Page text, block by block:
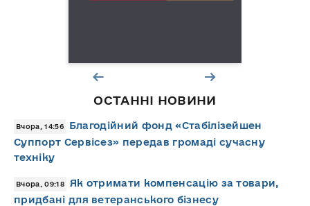
ОСТАННІ НОВИНИ
Вчора, 14:56
Благодійний фонд «Стабілізейшен
Суппорт Сервісез» передав громаді сучасну
техніку
Вчора, 09:18
Як отримати компенсацію за товари,
придбані для ветеранського бізнесу